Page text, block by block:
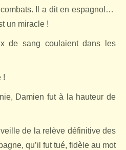
Il a dit en espagnol…
un miracle !
de sang coulaient dans les
!
Damien fut à la hauteur de
de la relève définitive des
qu’il fut tué, fidèle au mot